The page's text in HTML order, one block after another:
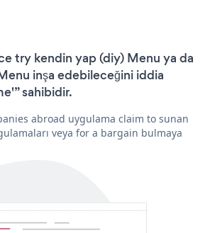
try kendin yap (diy) Menu ya da
inşa edebileceğini iddia
sahibidir.
abroad uygulama claim to sunan
veya for a bargain bulmaya